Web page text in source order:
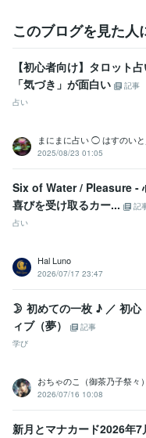
このブログを見た人
【初心者向け】タロット
「気づき」が面白い
記事
占い
まにまに占い ◯ はすのい
2025/08/23 01:05
Six of Water / Pleasure -
喜びを受け取るカー...
記
占い
Hal Luno
2026/07/17 23:47
🌛 初めての一枚 ♪ ／ 初心
ィブ（夢）
記事
学び
おちゃのこ（御茶乃子祭々）
2026/07/16 10:08
新月とマナカード2026年7